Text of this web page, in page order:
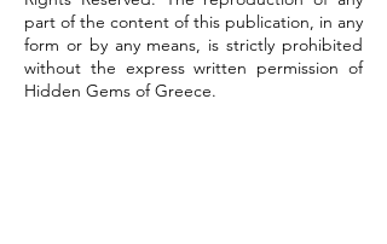
part of the content of this publication, in any
form or by any means, is strictly prohibited
without the express written permission of
Hidden Gems of Greece.